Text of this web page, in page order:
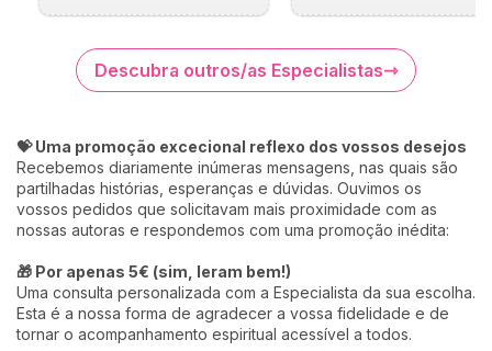
Descubra outros/as Especialistas
💝 Uma promoção excecional reflexo dos vossos desejos
Recebemos diariamente inúmeras mensagens, nas quais são
partilhadas histórias, esperanças e dúvidas. Ouvimos os
vossos pedidos que solicitavam mais proximidade com as
nossas autoras e respondemos com uma promoção inédita:
🎁 Por apenas 5€ (sim, leram bem!)
Uma consulta personalizada com a Especialista da sua escolha.
Esta é a nossa forma de agradecer a vossa fidelidade e de
tornar o acompanhamento espiritual acessível a todos.